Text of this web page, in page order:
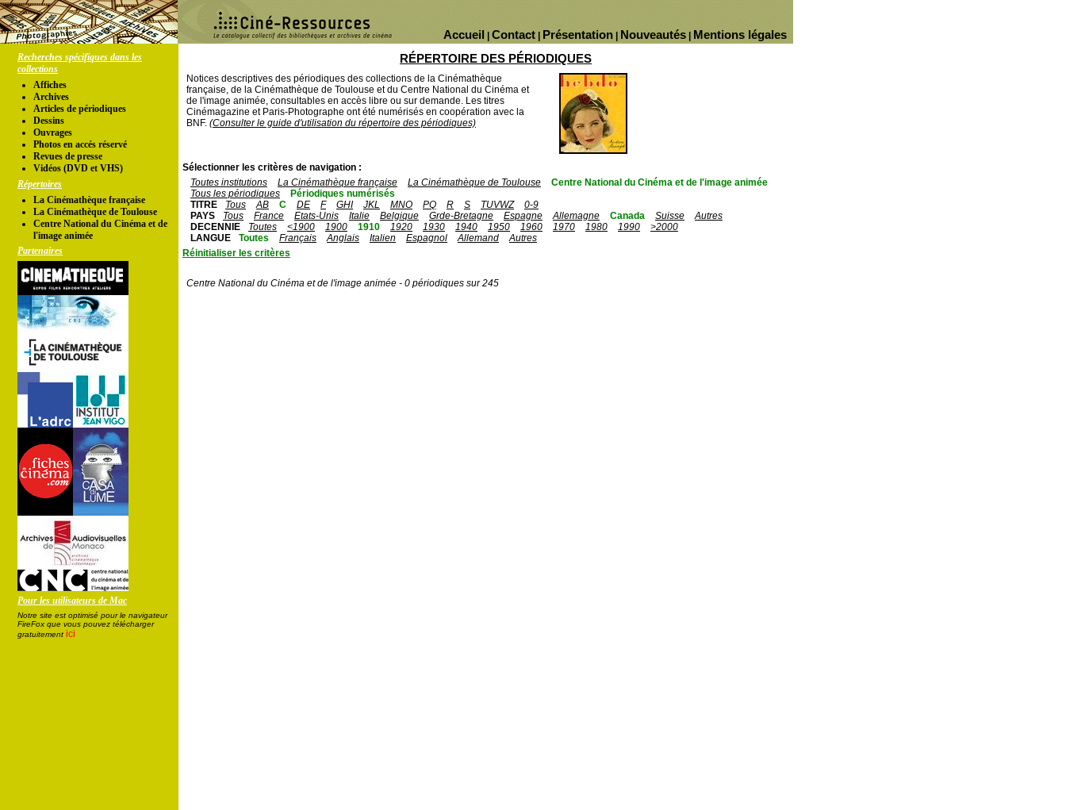
Mentions légales
Nouveautés
Présentation
Contact
Accueil
Recherches spécifiques dans les
collections
Affiches
Archives
Articles de périodiques
Dessins
Ouvrages
Photos en accés réservé
Revues de presse
Vidéos (DVD et VHS)
Répertoires
La Cinémathèque française
La Cinémathèque de Toulouse
Centre National du Cinéma et de
l'image animée
Partenaires
Pour les utilisateurs de Mac
Notre site est optimisé pour le navigateur
FireFox que vous pouvez télécharger
gratuitement ici
RÉPERTOIRE DES PÉRIODIQUES
Notices descriptives des périodiques des collections de la Cinémathèque
française, de la Cinémathèque de Toulouse et du Centre National du Cinéma et
de l'image animée, consultables en accès libre ou sur demande. Les titres
Cinémagazine et Paris-Photographe ont été numérisés en coopération avec la
BNF. (Consulter le guide d'utilisation du répertoire des périodiques)
Sélectionner les critères de navigation :
Toutes institutions
La Cinémathèque française La Cinémathèque de Toulouse
Centre National du Cinéma et de l'image animée
Tous les périodiques
Périodiques numérisés
TITRE
Tous AB C DE F GHI JKL MNO PQ R S TUVWZ
0-9
PAYS
Tous France Etats-Unis Italie Belgique Grde-Bretagne Espagne Allemagne Canada Suisse
Autres
DECENNIE
Toutes <1900 1900 1910 1920 1930 1940 1950 1960 1970 1980 1990
>2000
LANGUE
Toutes Français Anglais Italien Espagnol Allemand
Autres
Réinitialiser les critères
Centre National du Cinéma et de l'image animée - 0 périodiques sur 245